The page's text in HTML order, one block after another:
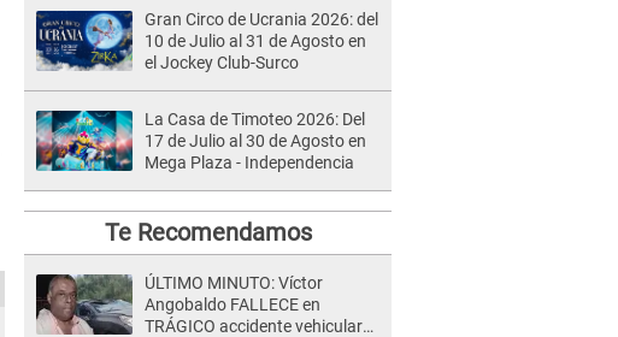
Gran Circo de Ucrania 2026: del
10 de Julio al 31 de Agosto en
el Jockey Club-Surco
La Casa de Timoteo 2026: Del
17 de Julio al 30 de Agosto en
Mega Plaza - Independencia
Te Recomendamos
ÚLTIMO MINUTO: Víctor
Angobaldo FALLECE en
TRÁGICO accidente vehicular